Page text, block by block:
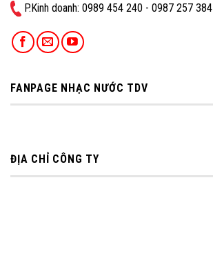
P.Kinh doanh: ‭0989 454 240 - 0987 257 384
FANPAGE NHẠC NƯỚC TDV
ĐỊA CHỈ CÔNG TY